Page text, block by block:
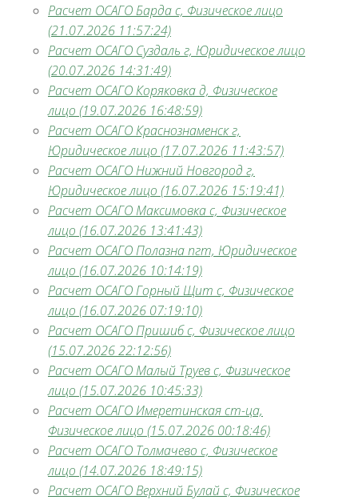
Расчет ОСАГО Барда с, Физическое лицо
(21.07.2026 11:57:24)
Расчет ОСАГО Суздаль г, Юридическое лицо
(20.07.2026 14:31:49)
Расчет ОСАГО Коряковка д, Физическое
лицо (19.07.2026 16:48:59)
Расчет ОСАГО Краснознаменск г,
Юридическое лицо (17.07.2026 11:43:57)
Расчет ОСАГО Нижний Новгород г,
Юридическое лицо (16.07.2026 15:19:41)
Расчет ОСАГО Максимовка с, Физическое
лицо (16.07.2026 13:41:43)
Расчет ОСАГО Полазна пгт, Юридическое
лицо (16.07.2026 10:14:19)
Расчет ОСАГО Горный Щит с, Физическое
лицо (16.07.2026 07:19:10)
Расчет ОСАГО Пришиб с, Физическое лицо
(15.07.2026 22:12:56)
Расчет ОСАГО Малый Труев с, Физическое
лицо (15.07.2026 10:45:33)
Расчет ОСАГО Имеретинская ст-ца,
Физическое лицо (15.07.2026 00:18:46)
Расчет ОСАГО Толмачево с, Физическое
лицо (14.07.2026 18:49:15)
Расчет ОСАГО Верхний Булай с, Физическое